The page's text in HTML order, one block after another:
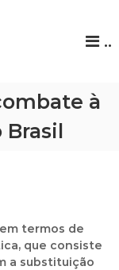
..
à
Brasil
termos de
que consiste
a substituição